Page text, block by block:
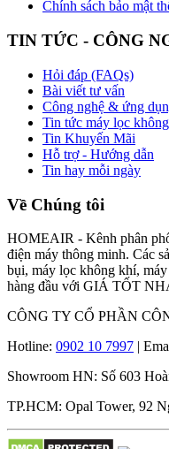
Chính sách bảo mật
TIN TỨC - CÔNG
Hỏi đáp (FAQs)
Bài viết tư vấn
Công nghệ & ứng
Tin tức máy lọc
Tin Khuyến Mãi
Hỗ trợ - Hướng dẫn
Tin hay mỗi ngày
Về Chúng tôi
HOMEAIR - Kênh phân
điện máy thông minh. Các
bụi, máy lọc không khí,
hàng đầu với GIÁ TỐT
CÔNG TY CỔ PHẦN
Hotline: 0902 10 7997 |
Showroom HN: Số 603
TP.HCM: Opal Tower, 92